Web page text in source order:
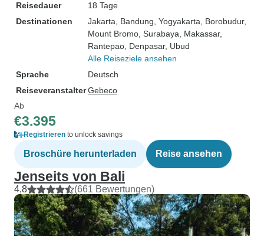
Reisedauer
18 Tage
Destinationen
Jakarta , Bandung , Yogyakarta , Borobudur,
Mount Bromo , Surabaya , Makassar,
Rantepao , Denpasar, Ubud
Alle Reiseziele ansehen
Sprache
Deutsch
ReiseveranstalterGebeco
Ab
€3.395
Registrieren to unlock savings
Broschüre herunterladen Reise ansehen
Jenseits von Bali
4,8 (661 Bewertungen)